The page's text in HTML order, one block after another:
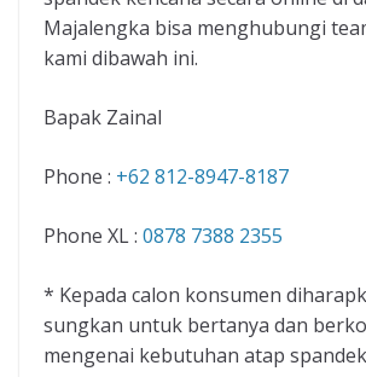
Majalengka bisa menghubungi
kami dibawah ini.
Bapak Zainal
Phone : +62 812-8947-8187
Phone XL : 0878 7388 2355
* Kepada calon konsumen
sungkan untuk bertanya dan
mengenai kebutuhan atap spandek